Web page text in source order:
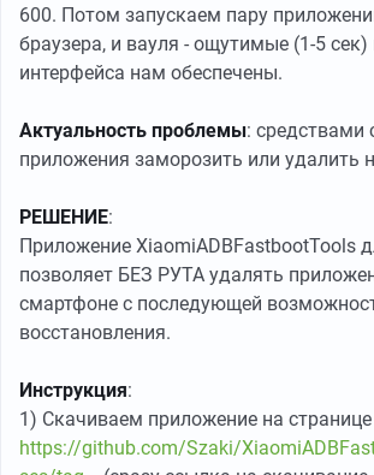
600. Потом запускаем пару
браузера, и вауля - ощутимые (1-5 сек)
интерфейса нам обеспечены.
Актуальность проблемы: средствами
приложения заморозить или удалить
РЕШЕНИЕ:
Приложение XiaomiADBFastbootTools
позволяет БЕЗ РУТА удалять
смартфоне с последующей
восстановления.
Инструкция:
1) Скачиваем приложение на странице
https://github.com/Szaki/